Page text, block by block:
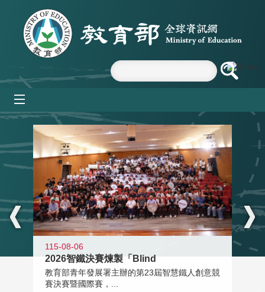
跳到主要內容區塊
:::
115-08-06
2026智鐵決賽煉製「Blind
教育部青年發展署主辦的第23屆智慧鐵人創意競
賽決賽暨國際賽，...